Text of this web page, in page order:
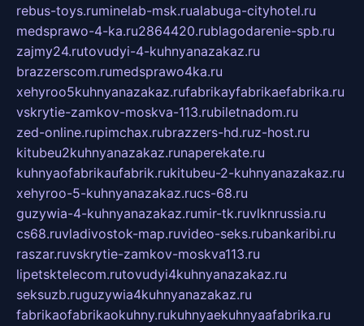
rebus-toys.ruminelab-msk.rualabuga-cityhotel.ru
medsprawo-4-ka.ru2864420.rublagodarenie-spb.ru
zajmy24.rutovudyi-4-kuhnyanazakaz.ru
brazzerscom.rumedsprawo4ka.ru
xehyroo5kuhnyanazakaz.rufabrikayfabrikaefabrika.ru
vskrytie-zamkov-moskva-113.rubiletnadom.ru
zed-online.rupimchax.rubrazzers-hd.ruz-host.ru
kitubeu2kuhnyanazakaz.runaperekate.ru
kuhnyaofabrikaufabrik.rukitubeu-2-kuhnyanazakaz.ru
xehyroo-5-kuhnyanazakaz.rucs-68.ru
guzywia-4-kuhnyanazakaz.rumir-tk.ruvlknrussia.ru
cs68.ruvladivostok-map.ruvideo-seks.rubankaribi.ru
raszar.ruvskrytie-zamkov-moskva113.ru
lipetsktelecom.rutovudyi4kuhnyanazakaz.ru
seksuzb.ruguzywia4kuhnyanazakaz.ru
fabrikaofabrikaokuhny.rukuhnyaekuhnyaafabrika.ru